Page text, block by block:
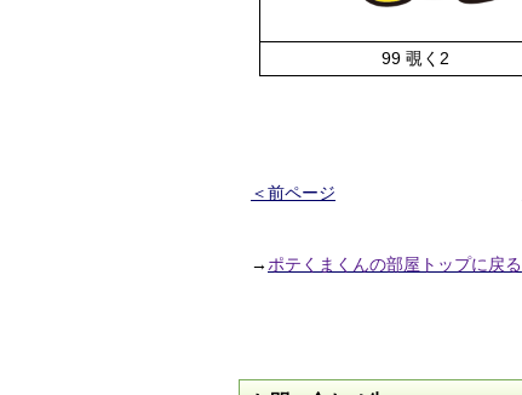
99 覗く2
＜前ページ
→ ポテくまくんの部屋トップに戻る